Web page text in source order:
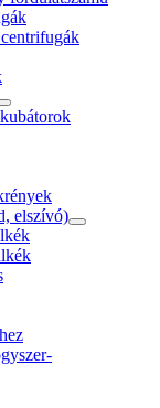
elszívó)